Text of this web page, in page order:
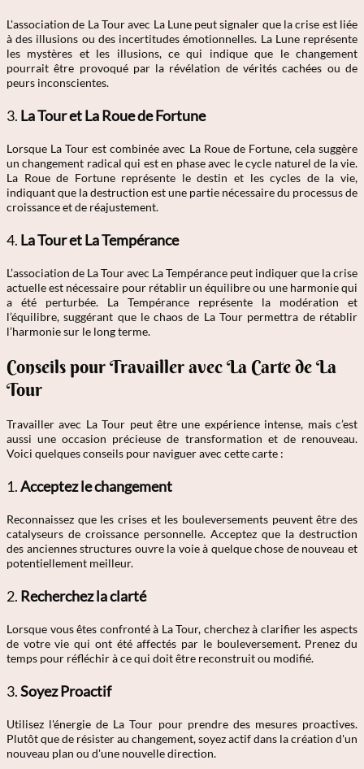
L'association de La Tour avec La Lune peut signaler que la crise est liée
à des illusions ou des incertitudes émotionnelles. La Lune représente
les mystères et les illusions, ce qui indique que le changement
pourrait être provoqué par la révélation de vérités cachées ou de
peurs inconscientes.
3. La Tour et La Roue de Fortune
Lorsque La Tour est combinée avec La Roue de Fortune, cela suggère
un changement radical qui est en phase avec le cycle naturel de la vie.
La Roue de Fortune représente le destin et les cycles de la vie,
indiquant que la destruction est une partie nécessaire du processus de
croissance et de réajustement.
4. La Tour et La Tempérance
L’association de La Tour avec La Tempérance peut indiquer que la crise
actuelle est nécessaire pour rétablir un équilibre ou une harmonie qui
a été perturbée. La Tempérance représente la modération et
l’équilibre, suggérant que le chaos de La Tour permettra de rétablir
l’harmonie sur le long terme.
Conseils pour Travailler avec La Carte de La
Tour
Travailler avec La Tour peut être une expérience intense, mais c’est
aussi une occasion précieuse de transformation et de renouveau.
Voici quelques conseils pour naviguer avec cette carte :
1.Acceptez le changement
Reconnaissez que les crises et les bouleversements peuvent être des
catalyseurs de croissance personnelle. Acceptez que la destruction
des anciennes structures ouvre la voie à quelque chose de nouveau et
potentiellement meilleur.
2. Recherchez la clarté
Lorsque vous êtes confronté à La Tour, cherchez à clarifier les aspects
de votre vie qui ont été affectés par le bouleversement. Prenez du
temps pour réfléchir à ce qui doit être reconstruit ou modifié.
3.Soyez Proactif
Utilisez l'énergie de La Tour pour prendre des mesures proactives.
Plutôt que de résister au changement, soyez actif dans la création d'un
nouveau plan ou d'une nouvelle direction.